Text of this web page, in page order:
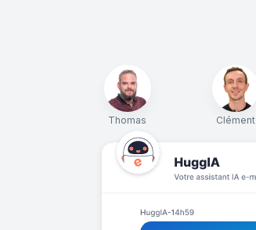
Thomas Clément